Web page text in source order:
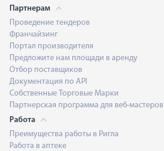
Партнерам
Проведение тендеров
Франчайзинг
Портал производителя
Предложите нам площади в аренду
Отбор поставщиков
Документация по API
Собственные Торговые Марки
Партнерская программа для веб-мастеров
Работа
Преимущества работы в Ригла
Работа в аптеке